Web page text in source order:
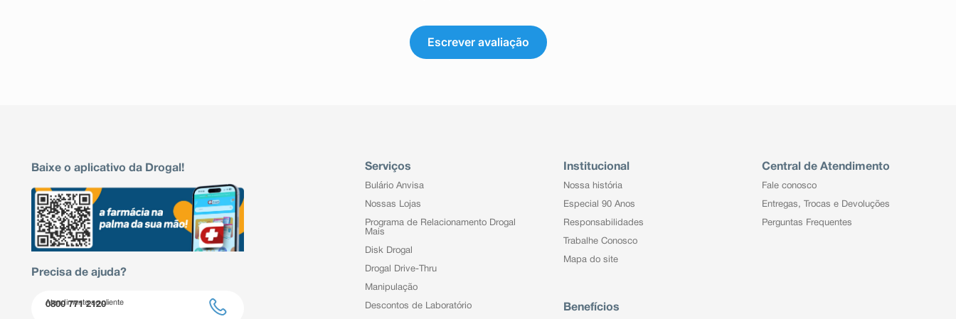
Escrever avaliação
Baixe o aplicativo da Drogal!
Precisa de ajuda?
Atendimento ao cliente
0800 771 2120
Serviços
Bulário Anvisa
Nossas Lojas
Programa de Relacionamento Drogal
Mais
Disk Drogal
Drogal Drive-Thru
Manipulação
Descontos de Laboratório
Institucional
Nossa história
Especial 90 Anos
Responsabilidades
Trabalhe Conosco
Mapa do site
Benefícios
Central de Atendimento
Fale conosco
Entregas, Trocas e Devoluções
Perguntas Frequentes